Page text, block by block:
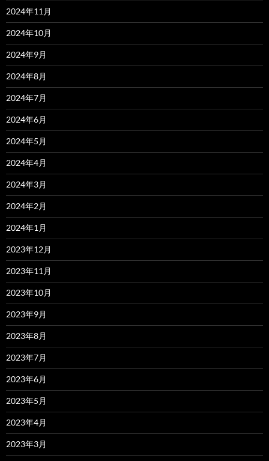
2024年11月
2024年10月
2024年9月
2024年8月
2024年7月
2024年6月
2024年5月
2024年4月
2024年3月
2024年2月
2024年1月
2023年12月
2023年11月
2023年10月
2023年9月
2023年8月
2023年7月
2023年6月
2023年5月
2023年4月
2023年3月